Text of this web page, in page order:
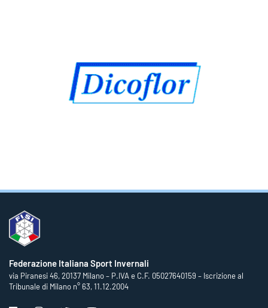
Federazione Italiana Sport Invernali
via Piranesi 46, 20137 Milano – P.IVA e C.F. 05027640159 – Iscrizione al
Tribunale di Milano n° 63, 11.12.2004